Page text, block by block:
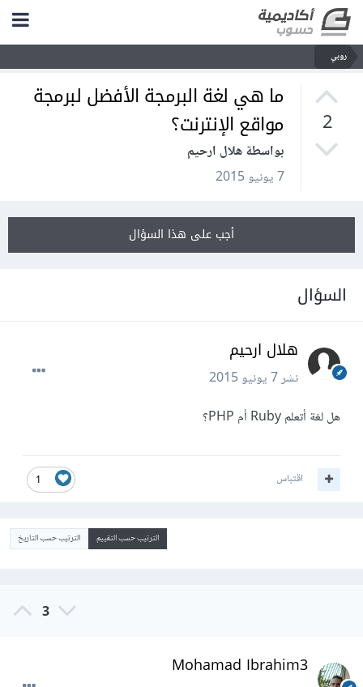
روبي
2
ما هي لغة البرمجة الأفضل لبرمجة
مواقع الإنترنت؟
بواسطة هلال ارحيم
7 يونيو 2015
أجب على هذا السؤال
السؤال
هلال ارحيم
نشر7 يونيو 2015
هل لغة أتعلم Ruby أم PHP؟
1 اقتباس
الترتيب حسب التقييم الترتيب حسب التاريخ
3
Mohamad Ibrahim3